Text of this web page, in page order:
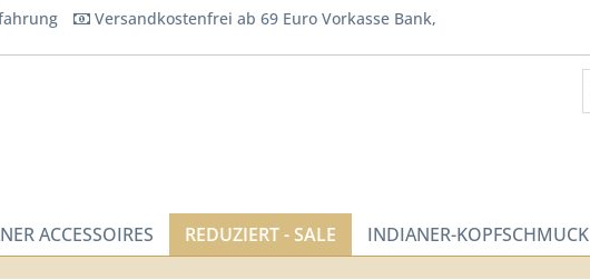
Versandkostenfrei ab 69 Euro Vorkasse Bank,
ACCESSOIRES REDUZIERT - SALE INDIANER-KOPFSCHMUCK